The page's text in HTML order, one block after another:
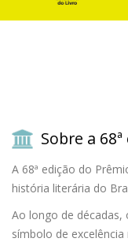
Sobre a
A 68ª edição do
história literária do
Ao longo de décadas,
símbolo de